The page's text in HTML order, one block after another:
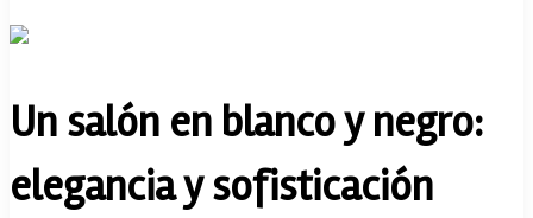
Un salón en blanco y negro:
elegancia y sofisticación